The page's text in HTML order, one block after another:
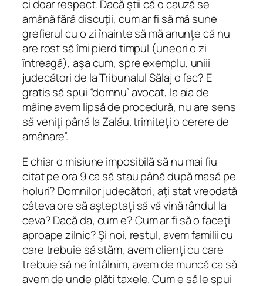
ci doar respect. Dacă ştii că o cauză se
amână fără discuţii, cum ar fi să mă sune
grefierul cu o zi înainte să mă anunţe că nu
are rost să îmi pierd timpul (uneori o zi
întreagă), aşa cum, spre exemplu, uniii
judecători de la Tribunalul Sălaj o fac? E
gratis să spui “domnu’ avocat, la aia de
mâine avem lipsă de procedură, nu are sens
să veniţi până la Zalău. trimiteţi o cerere de
amânare”.
E chiar o misiune imposibilă să nu mai fiu
citat pe ora 9 ca să stau până după masă pe
holuri? Domnilor judecători, aţi stat vreodată
câteva ore să aşteptaţi să vă vină rândul la
ceva? Dacă da, cum e? Cum ar fi să o faceţi
aproape zilnic? Şi noi, restul, avem familii cu
care trebuie să stăm, avem clienţi cu care
trebuie să ne întâlnim, avem de muncă ca să
avem de unde plăti taxele. Cum e să le spui